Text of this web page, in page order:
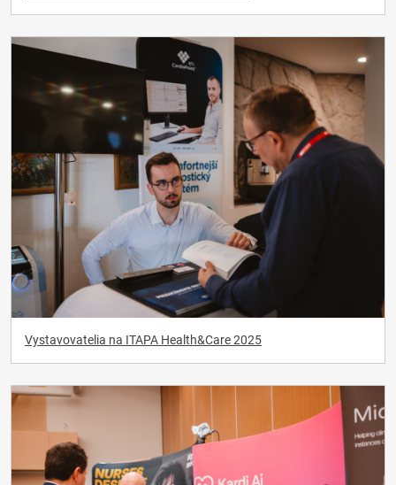
Vystavovatelia na ITAPA Health&Care 2025